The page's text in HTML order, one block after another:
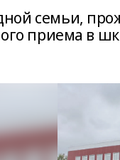
семьи,
приема в